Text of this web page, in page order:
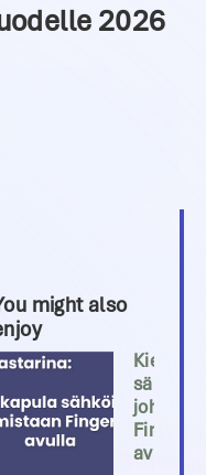
2026
might also
avulla